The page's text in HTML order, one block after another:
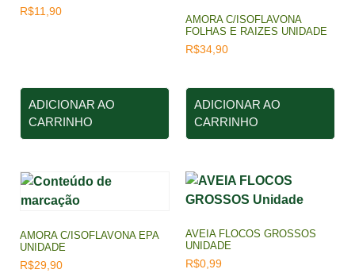
R$11,90
ADICIONAR AO
CARRINHO
AMORA C/ISOFLAVONA
FOLHAS E RAIZES UNIDADE
R$34,90
ADICIONAR AO
CARRINHO
AMORA C/ISOFLAVONA EPA
UNIDADE
R$29,90
AVEIA FLOCOS GROSSOS
UNIDADE
R$0,99